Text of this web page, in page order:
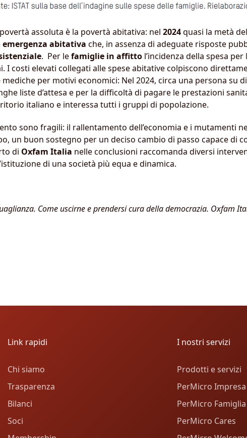
assoluta è la povertà abitativa: nel 2024quasi la metà
emergenza abitativa che, in assenza di adeguate risposte
. Per lefamiglie in affitto l’incidenza della spesa
I costi elevati collegati alle spese abitative colpiscono
per motivi economici: Nel 2024, circa una persona su
liste d’attesa e per la difficoltà di pagare le prestazioni
italiano e interessa tutti i gruppi di popolazione.
sono fragili: il rallentamento dell’economia e i mutamenti
un buon sostegno per un deciso cambio di passo capace di
di Oxfam Italia nelle conclusioni raccomanda diversi
di una società più equa e dinamica.
Come uscirne e prendersi cura della democrazia. Oxfam
Link rapidi
Chi siamo
Trasparenza
Bilanci
Soci
I nostri servizi
Prodotti e servizi
PerMicro Impresa
PerMicro Famiglia
PerMicro Cares